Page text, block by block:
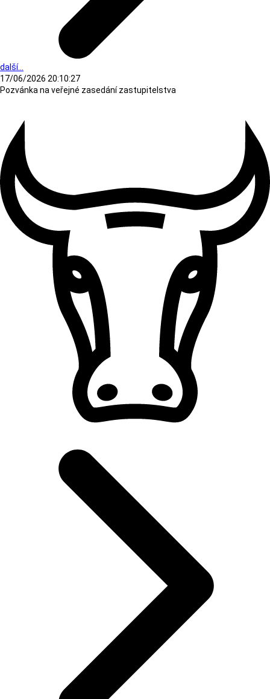
další...
17/06/2026 20:10:27
Pozvánka na veřejné zasedání zastupitelstva